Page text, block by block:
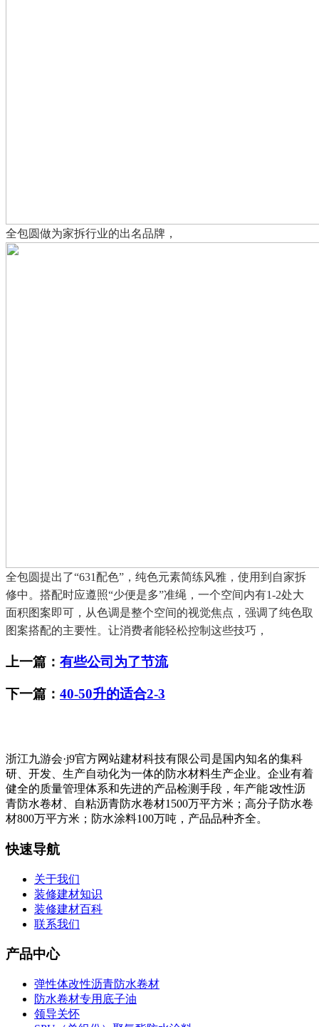
全包圆做为家拆行业的出名品牌，
全包圆提出了“631配色”，纯色元素简练风雅，使用到自家拆
修中。搭配时应遵照“少便是多”准绳，一个空间内有1-2处大
面积图案即可，从色调是整个空间的视觉焦点，强调了纯色取
图案搭配的主要性。让消费者能轻松控制这些技巧，
上一篇： 有些公司为了节流
下一篇： 40-50升的适合2-3
浙江九游会·j9官方网站建材科技有限公司是国内知名的集科
研、开发、生产自动化为一体的防水材料生产企业。企业有着
健全的质量管理体系和先进的产品检测手段，年产能∶改性沥
青防水卷材、自粘沥青防水卷材1500万平方米；高分子防水卷
材800万平方米；防水涂料100万吨，产品品种齐全。
快速导航
关于我们
装修建材知识
装修建材百科
联系我们
产品中心
弹性体改性沥青防水卷材
防水卷材专用底子油
领导关怀